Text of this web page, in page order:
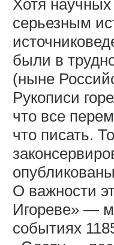
Хотя
серьезным
были в
(ныне
Рукописи
что все
что писать.
О важности
Игореве» —
событиях